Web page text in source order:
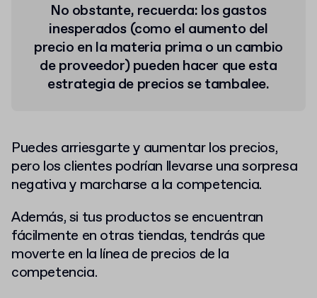
No obstante, recuerda: los gastos
inesperados (como el aumento del
precio en la materia prima o un cambio
de proveedor) pueden hacer que esta
estrategia de precios se tambalee.
Puedes arriesgarte y aumentar los precios,
pero los clientes podrían llevarse una sorpresa
negativa y marcharse a la competencia.
Además, si tus productos se encuentran
fácilmente en otras tiendas, tendrás que
moverte en la línea de precios de la
competencia.